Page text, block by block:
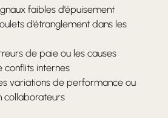
faibles d’épuisement
d’étranglement dans les
de paie ou les causes
conflits internes
variations de performance ou
collaborateurs